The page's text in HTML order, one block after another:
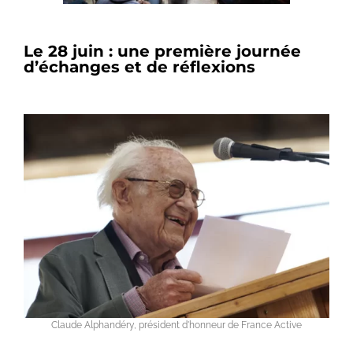
Le 28 juin : une première journée
d’échanges et de réflexions
Claude Alphandéry, président d'honneur de France Active